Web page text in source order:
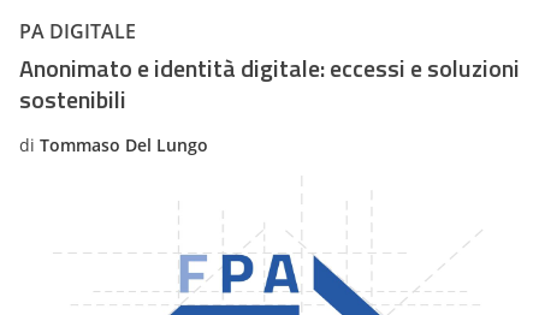
PA DIGITALE
Anonimato e identità digitale: eccessi e soluzioni
sostenibili
di Tommaso Del Lungo